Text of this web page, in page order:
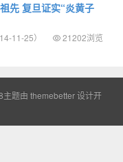
先 复旦证实“炎黄子
11-25）
21202浏览
题由 themebetter设计开